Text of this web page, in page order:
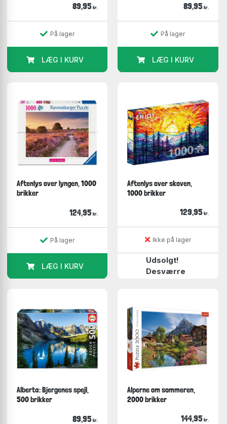
89,95 kr.
På lager
LÆG I KURV
89,95 kr.
På lager
LÆG I KURV
Aftenlys over lyngen, 1000
brikker
124,95 kr.
På lager
LÆG I KURV
Aftenlys over skoven,
1000 brikker
129,95 kr.
Ikke på lager
Udsolgt!
Desværre
Alberta: Bjergenes spejl,
500 brikker
89,95 kr.
Alperne om sommeren,
2000 brikker
144,95 kr.